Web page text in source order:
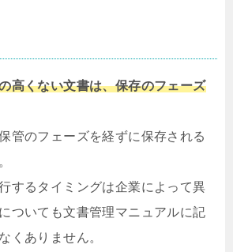
高くない文書は、保存のフェーズ
管のフェーズを経ずに保存される
するタイミングは企業によって異
ついても文書管理マニュアルに記
くありません。